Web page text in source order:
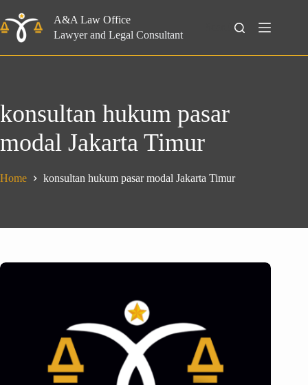
to
content
A&A Law Office
Lawyer and Legal Consultant
Search
konsultan hukum pasar
modal Jakarta Timur
Home konsultan hukum pasar modal Jakarta Timur